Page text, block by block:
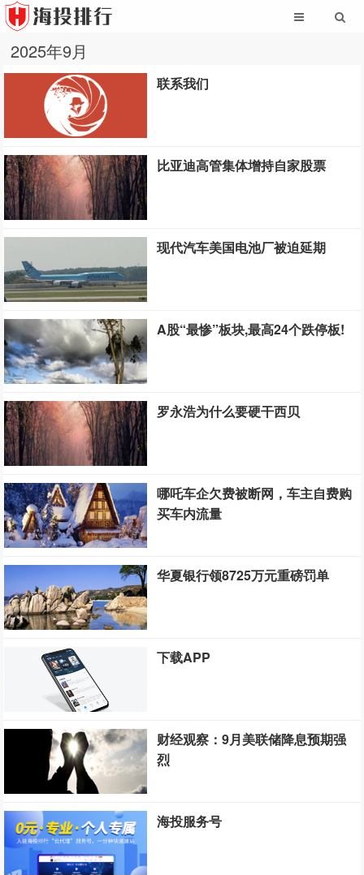
2025年9月
联系我们
比亚迪高管集体增持自家股票
现代汽车美国电池厂被迫延期
A股“最惨”板块,最高24个跌停板!
罗永浩为什么要硬干西贝
哪吒车企欠费被断网，车主自费购
买车内流量
华夏银行领8725万元重磅罚单
下载APP
财经观察：9月美联储降息预期强
烈
海投服务号